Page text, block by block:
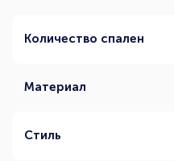
Количество спален
Материал
Стиль